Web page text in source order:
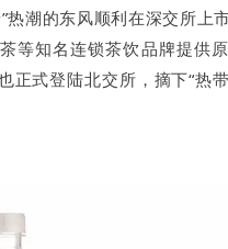
热潮的东风顺利在深交所上
等知名连锁茶饮品牌提供
式登陆北交所，摘下“热